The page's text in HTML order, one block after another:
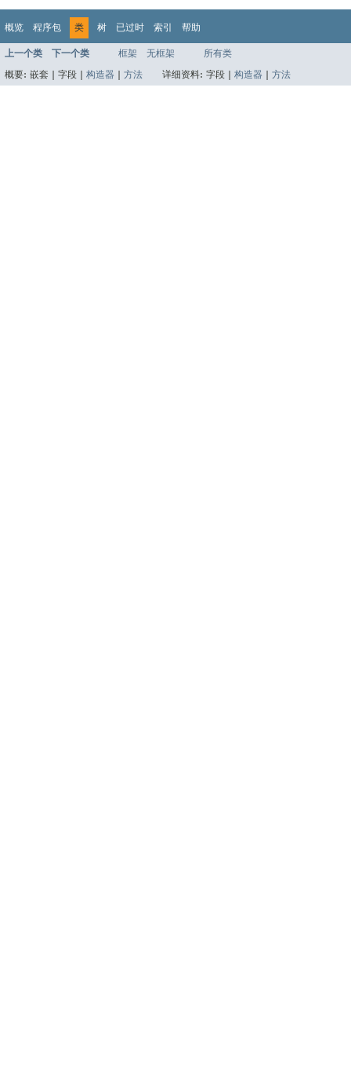
概览 程序包 类 树 已过时 索引 帮助
上一个类 下一个类 框架 无框架
所有类
概要: 嵌套 | 字段 | 构造器 方法 详细资料: 字段 | 构造器 方法